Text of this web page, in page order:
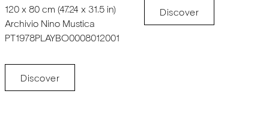
120 x 80 cm (47.24 x 31.5 in)
Archivio Nino Mustica
PT1978PLAYBO0008012001
Discover
Discover